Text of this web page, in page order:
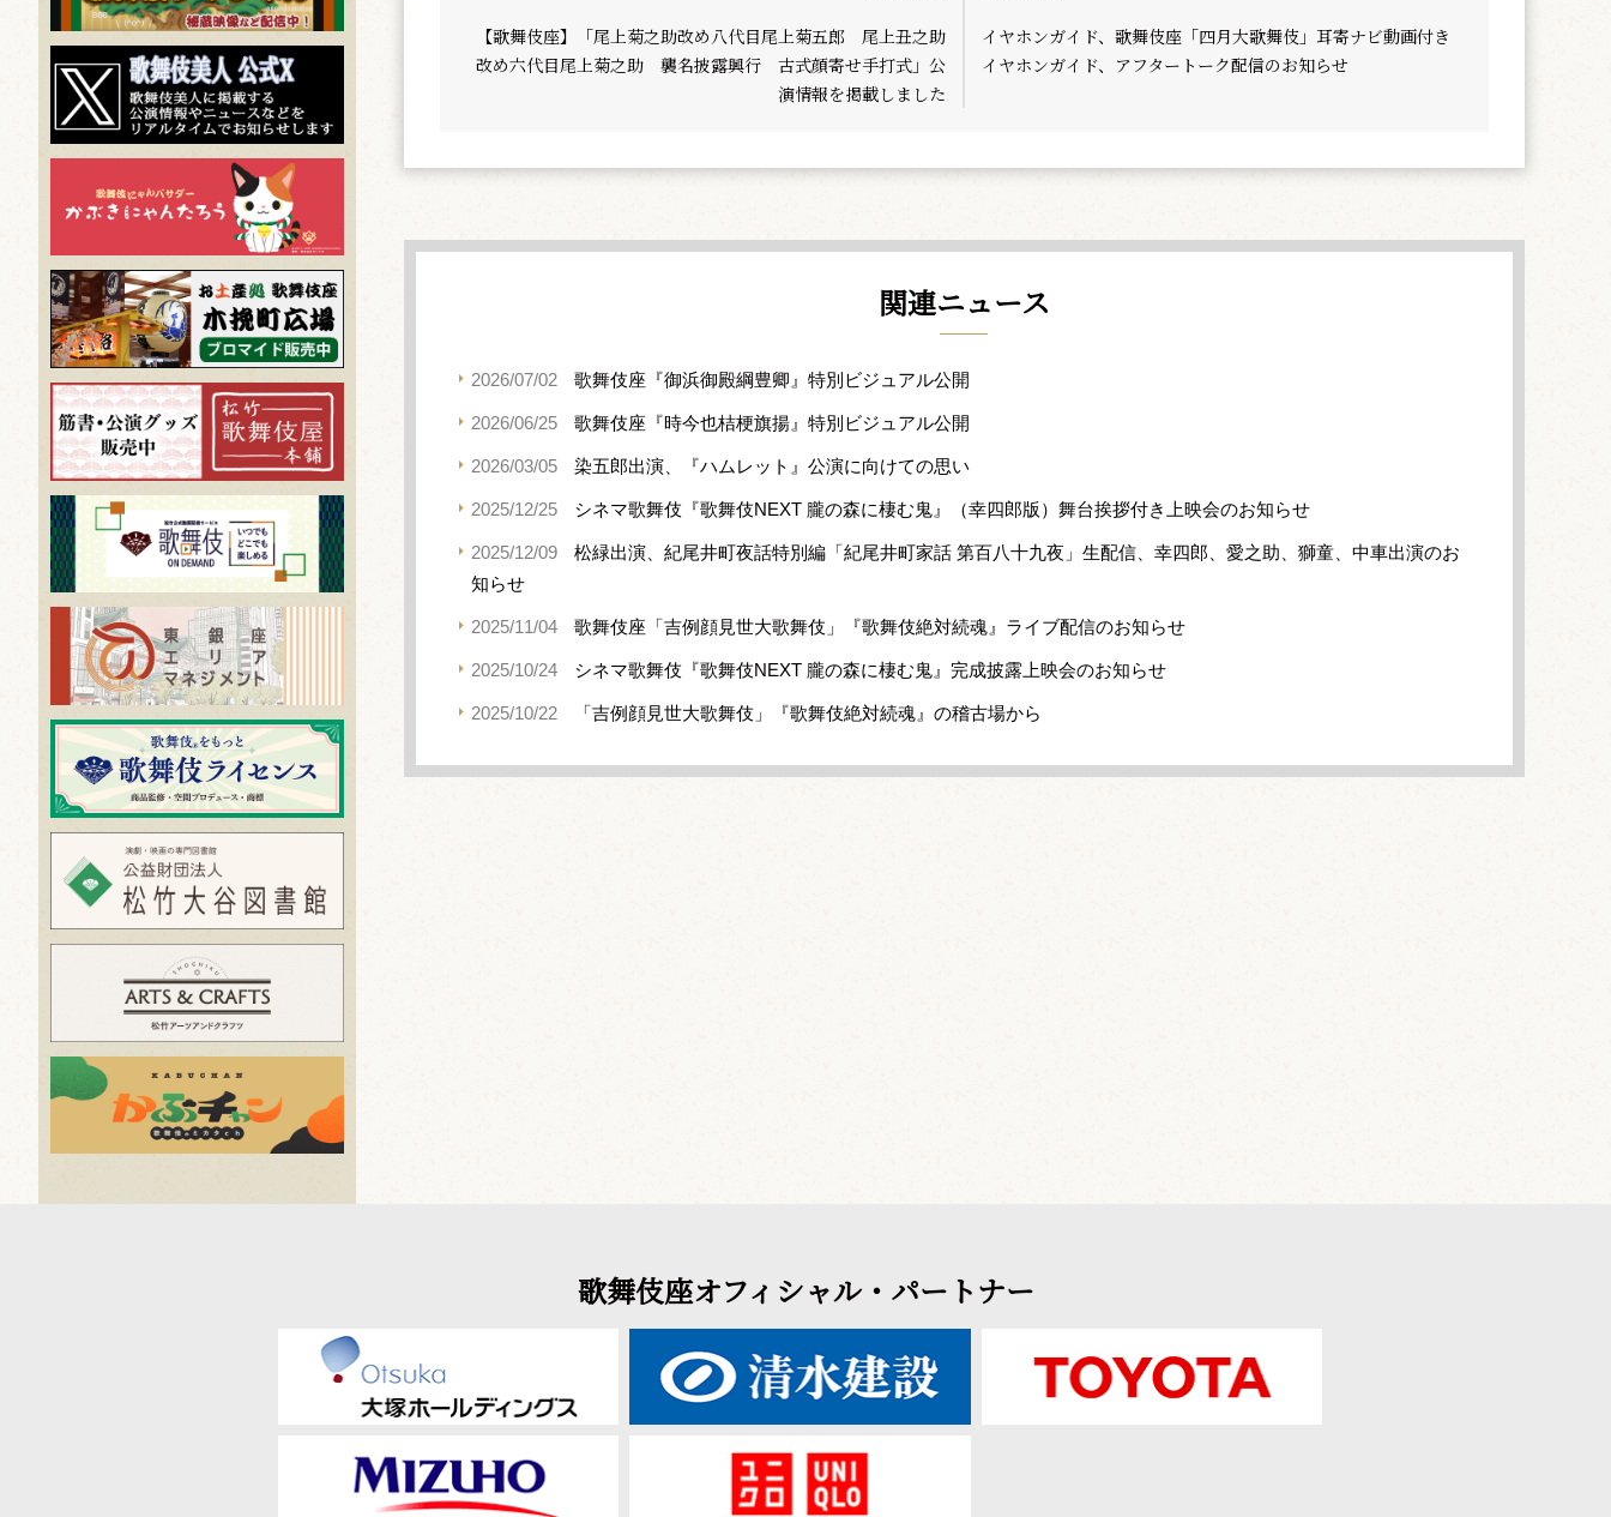
【歌舞伎座】「尾上菊之助改め八代目尾上菊五郎 尾上丑之助
改め六代目尾上菊之助 襲名披露興行 古式顔寄せ手打式」公
演情報を掲載しました
イヤホンガイド、歌舞伎座「四月大歌舞伎」耳寄ナビ動画付き
イヤホンガイド、アフタートーク配信のお知らせ
関連ニュース
2026/07/02 歌舞伎座『御浜御殿綱豊卿』特別ビジュアル公開
2026/06/25 歌舞伎座『時今也桔梗旗揚』特別ビジュアル公開
2026/03/05 染五郎出演、『ハムレット』公演に向けての思い
2025/12/25 シネマ歌舞伎『歌舞伎NEXT 朧の森に棲む鬼』（幸四郎版）舞台挨拶付き上映会のお知らせ
2025/12/09
松緑出演、紀尾井町夜話特別編「紀尾井町家話 第百八十九夜」生配信、幸四郎、愛之助、獅童、中車出演のお
知らせ
2025/11/04 歌舞伎座「吉例顔見世大歌舞伎」『歌舞伎絶対続魂』ライブ配信のお知らせ
2025/10/24 シネマ歌舞伎『歌舞伎NEXT 朧の森に棲む鬼』完成披露上映会のお知らせ
2025/10/22 「吉例顔見世大歌舞伎」『歌舞伎絶対続魂』の稽古場から
歌舞伎座オフィシャル・パートナー